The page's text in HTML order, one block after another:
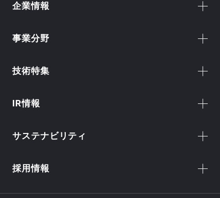
企業情報
事業分野
技術特集
IR情報
サステナビリティ
採用情報